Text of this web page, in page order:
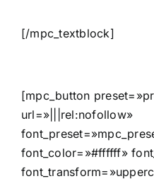
[/mpc_textblock]
[mpc_button
url=»|||rel:nofollow»
font_color=»#ffffff»